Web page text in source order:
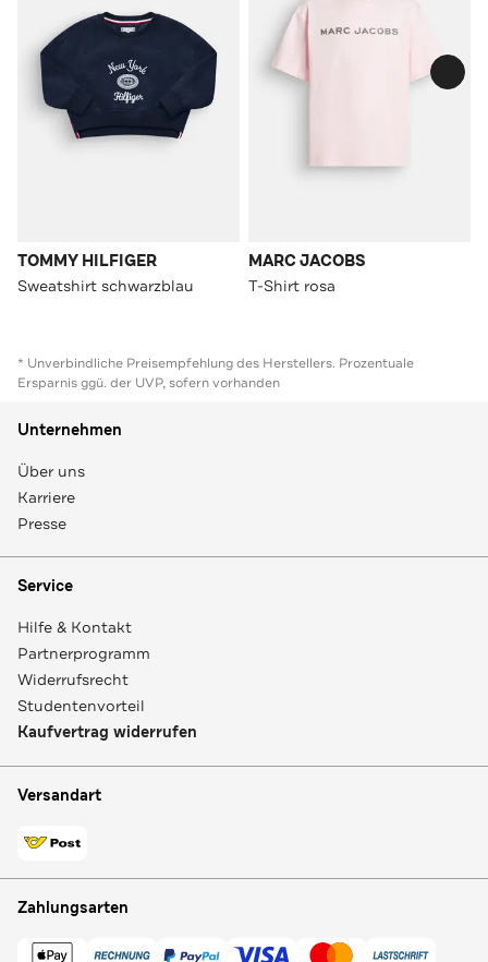
TOMMY HILFIGER
Sweatshirt schwarzblau
MARC JACOBS
T-Shirt rosa
* Unverbindliche Preisempfehlung des Herstellers. Prozentuale
Ersparnis ggü. der UVP, sofern vorhanden
Unternehmen
Über uns
Karriere
Presse
Service
Hilfe & Kontakt
Partnerprogramm
Widerrufsrecht
Studentenvorteil
Kaufvertrag widerrufen
Versandart
Zahlungsarten